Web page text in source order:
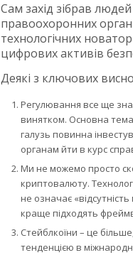
Сам захід зібрав
правоохоронних
технологічних
цифрових активів
Деякі з ключових
Регулювання все ще
винятком. Основна
галузь повинна
органам йти в курс
Ми не можемо просто
криптовалюту.
не означає
краще підходять
Стейблкоїни – це
тенденцією в